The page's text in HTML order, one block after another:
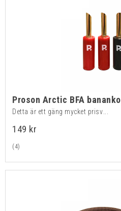
Proson Arctic BFA
Detta är ett gäng mycket prisv...
149 kr
(4)